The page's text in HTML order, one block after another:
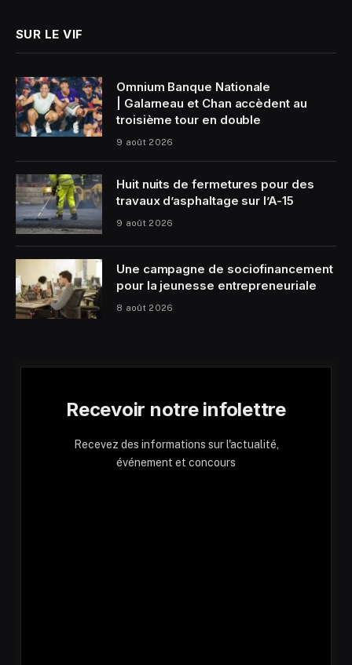
SUR LE VIF
Omnium Banque Nationale
| Galarneau et Chan accèdent au
troisième tour en double
9 août 2026
Huit nuits de fermetures pour des
travaux d’asphaltage sur l’A-15
9 août 2026
Une campagne de sociofinancement
pour la jeunesse entrepreneuriale
8 août 2026
Recevoir notre infolettre
Recevez des informations sur l'actualité,
événement et concours